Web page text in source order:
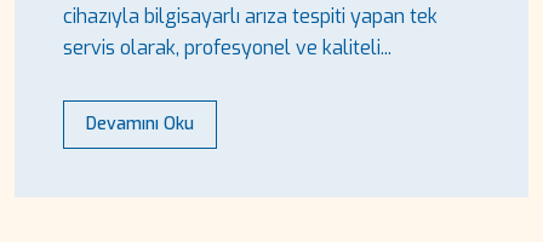
cihazıyla bilgisayarlı arıza tespiti yapan tek
servis olarak, profesyonel ve kaliteli...
Devamını Oku